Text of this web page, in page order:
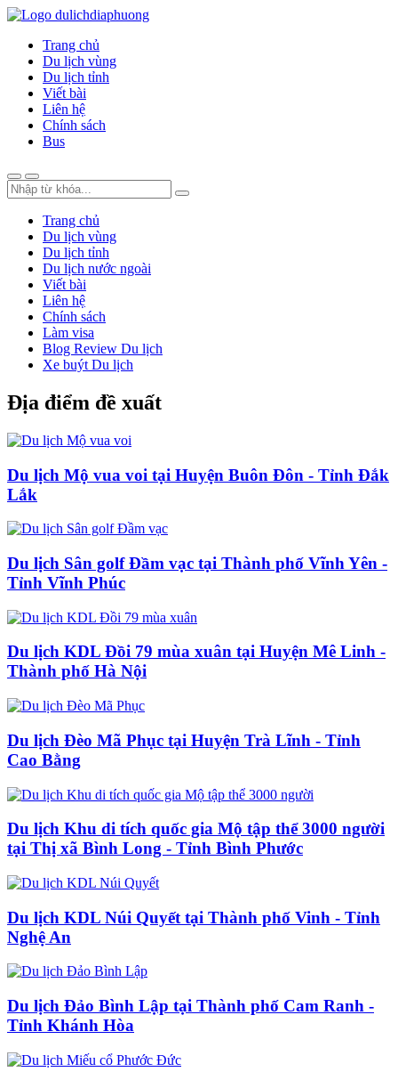
Trang chủ
Du lịch vùng
Du lịch tỉnh
Viết bài
Liên hệ
Chính sách
Bus
Trang chủ
Du lịch vùng
Du lịch tỉnh
Du lịch nước ngoài
Viết bài
Liên hệ
Chính sách
Làm visa
Blog Review Du lịch
Xe buýt Du lịch
Địa điểm đề xuất
Du lịch Mộ vua voi tại Huyện Buôn Đôn - Tỉnh Đắk
Lắk
Du lịch Sân golf Đầm vạc tại Thành phố Vĩnh Yên -
Tỉnh Vĩnh Phúc
Du lịch KDL Đồi 79 mùa xuân tại Huyện Mê Linh -
Thành phố Hà Nội
Du lịch Đèo Mã Phục tại Huyện Trà Lĩnh - Tỉnh
Cao Bằng
Du lịch Khu di tích quốc gia Mộ tập thể 3000 người
tại Thị xã Bình Long - Tỉnh Bình Phước
Du lịch KDL Núi Quyết tại Thành phố Vinh - Tỉnh
Nghệ An
Du lịch Đảo Bình Lập tại Thành phố Cam Ranh -
Tỉnh Khánh Hòa